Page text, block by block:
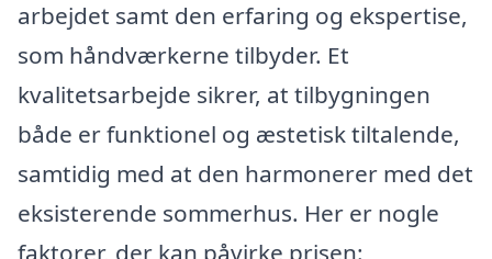
arbejdet samt den erfaring og ekspertise,
som håndværkerne tilbyder. Et
kvalitetsarbejde sikrer, at tilbygningen
både er funktionel og æstetisk tiltalende,
samtidig med at den harmonerer med det
eksisterende sommerhus. Her er nogle
faktorer, der kan påvirke prisen: